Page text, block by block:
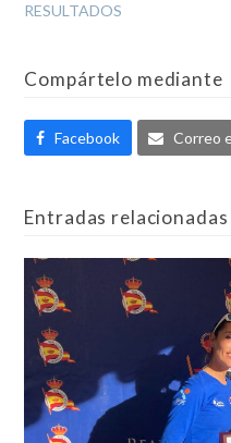
RESULTADOS
Compártelo mediante
Facebook Correo
Entradas relacionadas